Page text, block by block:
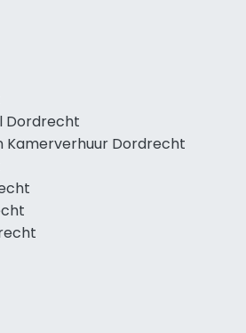
Dordrecht
Dordrecht